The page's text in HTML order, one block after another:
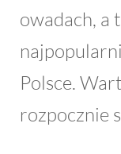
owadach, a
Polsce.
rozpocznie